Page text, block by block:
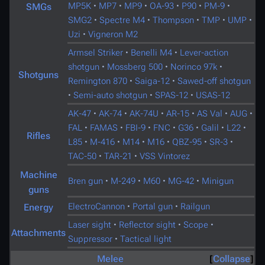
SMGs MP5K · MP7 · MP9 · OA-93 · P90 · PM-9 ·
SMG2 · Spectre M4 · Thompson · TMP · UMP ·
Uzi · Vigneron M2
Shotguns
Armsel Striker · Benelli M4 · Lever-action
shotgun · Mossberg 500 · Norinco 97k ·
Remington 870 · Saiga-12 · Sawed-off shotgun
· Semi-auto shotgun · SPAS-12 · USAS-12
Rifles
AK-47 · AK-74 · AK-74U · AR-15 · AS Val · AUG ·
FAL · FAMAS · FBI-9 · FNC · G36 · Galil · L22 ·
L85 · M-416 · M14 · M16 · QBZ-95 · SR-3 ·
TAC-50 · TAR-21 · VSS Vintorez
Machine
guns
Bren gun · M-249 · M60 · MG-42 · Minigun
Energy ElectroCannon · Portal gun · Railgun
Attachments
Laser sight · Reflector sight · Scope ·
Suppressor · Tactical light
Collapse
Melee